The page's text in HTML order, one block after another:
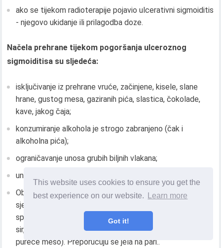
This website uses cookies to ensure you get the
best experience on our website.
Learn more
Got it!
ako se tijekom radioterapije pojavio ulcerativni sigmoiditis
- njegovo ukidanje ili prilagodba doze.
Načela prehrane tijekom pogoršanja ulceroznog
sigmoiditisa su sljedeća:
isključivanje iz prehrane vruće, začinjene, kisele, slane
hrane, gustog mesa, gaziranih pića, slastica, čokolade,
kave, jakog čaja;
konzumiranje alkohola je strogo zabranjeno (čak i
alkoholna pića);
ograničavanje unosa grubih biljnih vlakana;
unos hrane 5-6 puta dnevno, u malim porcijama;
Obrok se temelji na nekuhanim juhama, krem ​​juhama, ribi,
sjeckanom povrću i nezaslađenim plodovima (kako bi se
spriječilo povećanje proizvodnje plina), domaći ne-kiseli
sir, jela od isjeckanog dijetnog mesa (piletina, teletina,
pureće meso). Preporučuju se jela na pari..